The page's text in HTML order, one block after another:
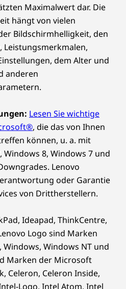
einstellbare
optionalen, intuitiven
neue
und interagieren Sie mit
9. Generation frei
Das Scharnier
15° geneigt werden, um
und individuelle
Höhen und
des Produkts:Modelle,
Kompatibilität (in
Maximalwert dar. Die
hängt von vielen
Bildschirmhelligkeit, den
Leistungsmerkmalen,
dem Alter und
anderen
Lesen Sie wichtige
, die das von Ihnen
können, u. a. mit
Windows 8, Windows 7 und
Lenovo
oder Garantie
von Drittherstellern.
Ideapad, ThinkCentre,
Logo sind Marken
Windows NT und
Marken der Microsoft
Celeron, Celeron Inside,
Logo, Intel Atom, Intel